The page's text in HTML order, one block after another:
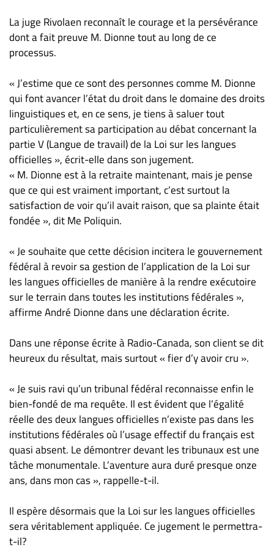
La juge Rivolaen reconnaît le courage et la persévérance
dont a fait preuve M. Dionne tout au long de ce
processus.
« J’estime que ce sont des personnes comme M. Dionne
qui font avancer l’état du droit dans le domaine des droits
linguistiques et, en ce sens, je tiens à saluer tout
particulièrement sa participation au débat concernant la
partie V (Langue de travail) de la Loi sur les langues
officielles », écrit-elle dans son jugement.
« M. Dionne est à la retraite maintenant, mais je pense
que ce qui est vraiment important, c’est surtout la
satisfaction de voir qu’il avait raison, que sa plainte était
fondée », dit Me Poliquin.
« Je souhaite que cette décision incitera le gouvernement
fédéral à revoir sa gestion de l’application de la Loi sur
les langues officielles de manière à la rendre exécutoire
sur le terrain dans toutes les institutions fédérales »,
affirme André Dionne dans une déclaration écrite.
Dans une réponse écrite à Radio-Canada, son client se dit
heureux du résultat, mais surtout « fier d’y avoir cru ».
« Je suis ravi qu’un tribunal fédéral reconnaisse enfin le
bien-fondé de ma requête. Il est évident que l’égalité
réelle des deux langues officielles n’existe pas dans les
institutions fédérales où l’usage effectif du français est
quasi absent. Le démontrer devant les tribunaux est une
tâche monumentale. L’aventure aura duré presque onze
ans, dans mon cas », rappelle-t-il.
Il espère désormais que la Loi sur les langues officielles
sera véritablement appliquée. Ce jugement le permettra-
t-il?